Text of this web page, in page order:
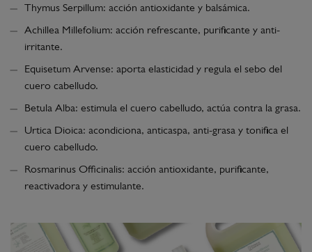
Thymus Serpillum: acción antioxidante y balsámica.
Achillea Millefolium: acción refrescante, purificante y anti-
irritante.
Equisetum Arvense: aporta elasticidad y regula el sebo del
cuero cabelludo.
Betula Alba: estimula el cuero cabelludo, actúa contra la grasa.
Urtica Dioica: acondiciona, anticaspa, anti-grasa y tonifica el
cuero cabelludo.
Rosmarinus Officinalis: acción antioxidante, purificante,
reactivadora y estimulante.